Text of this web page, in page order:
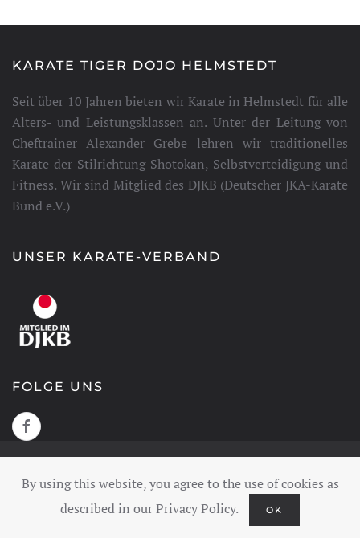
By using this website, you agree to the use of cookies as
described in our Privacy Policy.
OK
KARATE TIGER DOJO HELMSTEDT
Seit über 10 Jahren bieten wir Karate in Helmstedt für alle
Alters- und Leistungsklassen an. Unter der Leitung von
Cheftrainer Alexander Grebe lehren wir traditionelles
Karate der Stilrichtung Shotokan, Selbstverteidigung und
Fitness. Wir sind Mitglied des DJKB (Deutscher JKA-Karate
Bund e.V.)
UNSER KARATE-VERBAND
FOLGE UNS